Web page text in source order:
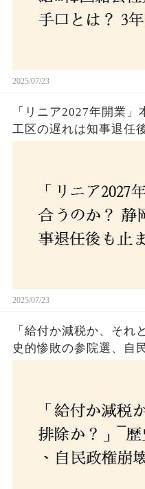
2025/07/23
「リニア2027年開業
工区の遅れは知事退任
2025/07/23
「給付か減税か、そ
史的惨敗の参院選、自